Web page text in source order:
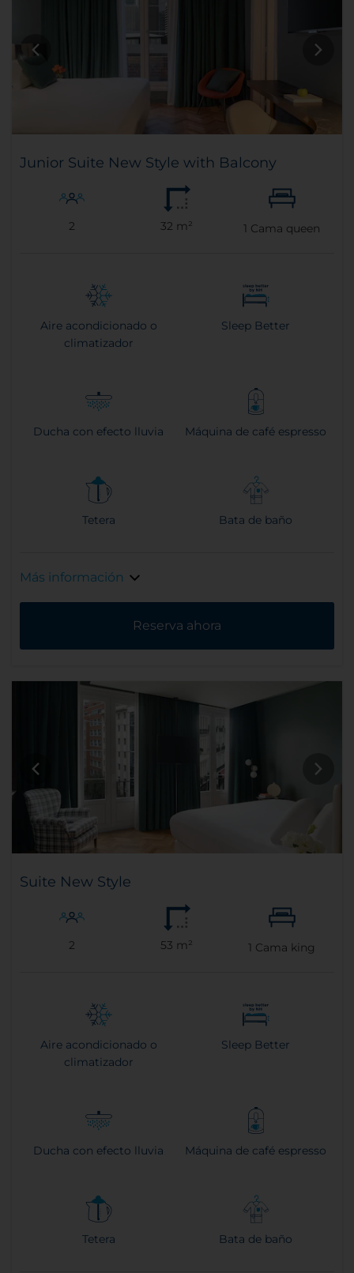
Junior Suite New Style with Balcony
2 32 m² 1 Cama queen
Aire acondicionado o
climatizador
Sleep Better
Ducha con efecto lluvia Máquina de café espresso
Tetera Bata de baño
Más información
Reserva ahora
Suite New Style
2 53 m² 1 Cama king
Aire acondicionado o
climatizador
Sleep Better
Ducha con efecto lluvia Máquina de café espresso
Tetera Bata de baño